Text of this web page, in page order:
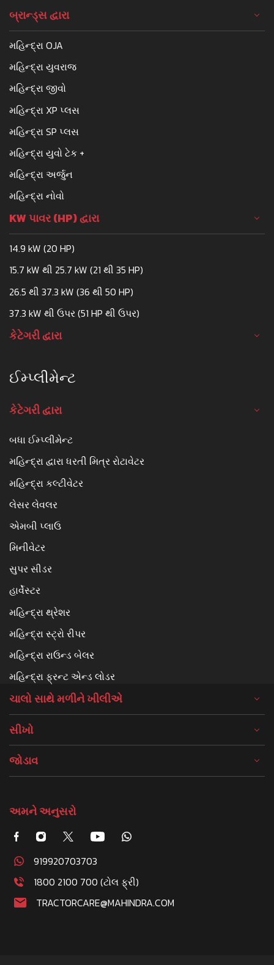
બ્રાન્ડ્સ દ્વારા
મહિન્દ્રા OJA
મહિન્દ્રા યુવરાજ
મહિન્દ્રા જીવો
મહિન્દ્રા XP પ્લસ
મહિન્દ્રા SP પ્લસ
મહિન્દ્રા યુવો ટેક +
મહિન્દ્રા અર્જુન
મહિન્દ્રા નોવો
KW પાવર (HP) દ્વારા
14.9 kW (20 HP)
15.7 kW થી 25.7 kW (21 થી 35 HP)
26.5 થી 37.3 kW (36 થી 50 HP)
37.3 kW થી ઉપર (51 HP થી ઉપર)
કેટેગરી દ્વારા
ઈમ્પ્લીમેન્ટ
કેટેગરી દ્વારા
બધા ઈમ્પ્લીમેન્ટ
મહિન્દ્રા દ્વારા ધરતી મિત્ર રોટાવેટર
મહિન્દ્રા કલ્ટીવેટર
લેસર લેવલર
એમબી પ્લાઉ
મિનીવેટર
સુપર સીડર
હાર્વેસ્ટર
મહિન્દ્રા થ્રેશર
મહિન્દ્રા સ્ટ્રો રીપર
મહિન્દ્રા રાઉન્ડ બેલર
મહિન્દ્રા ફ્રન્ટ એન્ડ લોડર
ચાલો સાથે મળીને ખીલીએ
સીખો
જોડાવ
અમને અનુસરો
919920703703
1800 2100 700 (ટોલ ફ્રી)
TRACTORCARE@MAHINDRA.COM